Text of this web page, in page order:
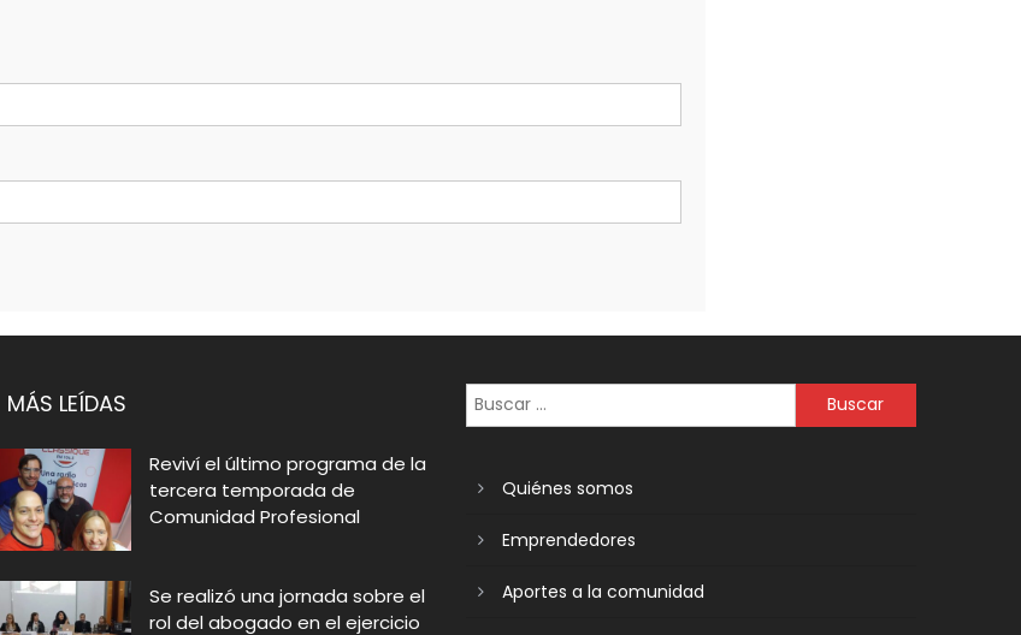
MÁS LEÍDAS
Reviví el último programa de la
tercera temporada de
Comunidad Profesional
Se realizó una jornada sobre el
rol del abogado en el ejercicio
Quiénes somos
Emprendedores
Aportes a la comunidad